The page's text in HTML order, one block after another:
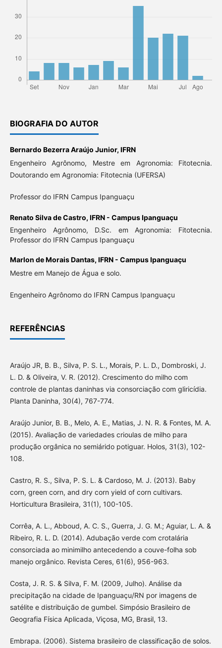
BIOGRAFIA DO AUTOR
Bernardo Bezerra Araújo Junior, IFRN
Engenheiro Agrônomo, Mestre em Agronomia: Fitotecnia.
Doutorando em Agronomia: Fitotecnia (UFERSA)
Professor do IFRN Campus Ipanguaçu
Renato Silva de Castro, IFRN - Campus Ipanguaçu
Engenheiro Agrônomo, D.Sc. em Agronomia: Fitotecnia.
Professor do IFRN Campus Ipanguaçu
Marlon de Morais Dantas, IFRN - Campus Ipanguaçu
Mestre em Manejo de Água e solo.
Engenheiro Agrônomo do IFRN Campus Ipanguaçu
REFERÊNCIAS
Araújo JR, B. B., Silva, P. S. L., Morais, P. L. D., Dombroski, J.
L. D. & Oliveira, V. R. (2012). Crescimento do milho com
controle de plantas daninhas via consorciação com gliricídia.
Planta Daninha, 30(4), 767-774.
Araújo Junior, B. B., Melo, A. E., Matias, J. N. R. & Fontes, M. A.
(2015). Avaliação de variedades crioulas de milho para
produção orgânica no semiárido potiguar. Holos, 31(3), 102-
108.
Castro, R. S., Silva, P. S. L. & Cardoso, M. J. (2013). Baby
corn, green corn, and dry corn yield of corn cultivars.
Horticultura Brasileira, 31(1), 100-105.
Corrêa, A. L., Abboud, A. C. S., Guerra, J. G. M.; Aguiar, L. A. &
Ribeiro, R. L. D. (2014). Adubação verde com crotalária
consorciada ao minimilho antecedendo a couve-folha sob
manejo orgânico. Revista Ceres, 61(6), 956-963.
Costa, J. R. S. & Silva, F. M. (2009, Julho). Análise da
precipitação na cidade de Ipanguaçu/RN por imagens de
satélite e distribuição de gumbel. Simpósio Brasileiro de
Geografia Física Aplicada, Viçosa, MG, Brasil, 13.
Embrapa. (2006). Sistema brasileiro de classificação de solos.